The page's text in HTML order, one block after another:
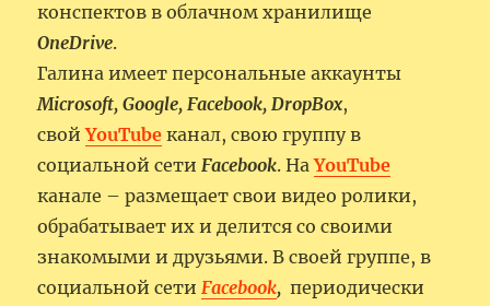
конспектов в облачном хранилище
OneDrive.
Галина имеет персональные аккаунты
Microsoft, Google, Facebook, DropBox,
свойYouTube канал, свою группу в
социальной сетиFacebook. НаYouTube
канале – размещает свои видео ролики,
обрабатывает их и делится со своими
знакомыми и друзьями. В своей группе, в
социальной сетиFacebook, периодически